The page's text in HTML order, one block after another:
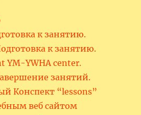
к занятию.
к занятию.
YM-YWHA center.
занятий.
Конспект “lessons”
веб сайтом